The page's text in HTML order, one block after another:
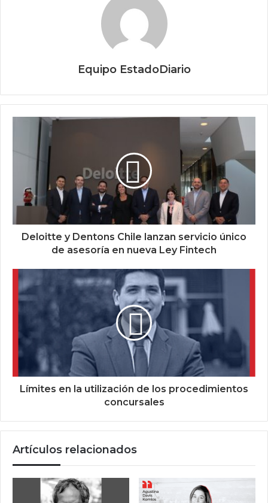
Equipo EstadoDiario
Deloitte y Dentons Chile lanzan servicio único
de asesoría en nueva Ley Fintech
Límites en la utilización de los procedimientos
concursales
Artículos relacionados